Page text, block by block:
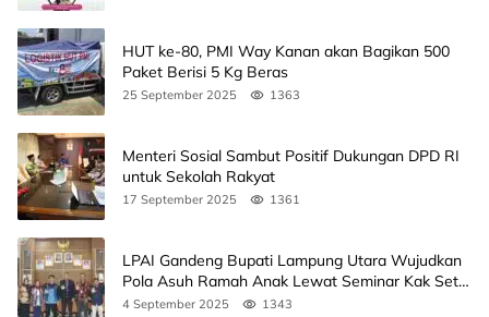
HUT ke-80, PMI Way Kanan akan Bagikan 500
Paket Berisi 5 Kg Beras
25 September 2025 1363
Menteri Sosial Sambut Positif Dukungan DPD RI
untuk Sekolah Rakyat
17 September 2025 1361
LPAI Gandeng Bupati Lampung Utara Wujudkan
Pola Asuh Ramah Anak Lewat Seminar Kak Seto,
Ini Jadwalnya
4 September 2025 1343